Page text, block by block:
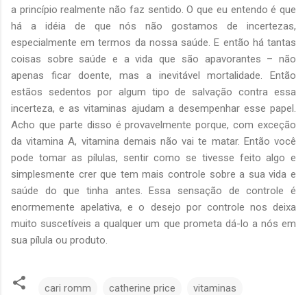
a princípio realmente não faz sentido. O que eu entendo é que
há a idéia de que nós não gostamos de incertezas,
especialmente em termos da nossa saúde. E então há tantas
coisas sobre saúde e a vida que são apavorantes – não
apenas ficar doente, mas a inevitável mortalidade. Então
estãos sedentos por algum tipo de salvação contra essa
incerteza, e as vitaminas ajudam a desempenhar esse papel.
Acho que parte disso é provavelmente porque, com exceção
da vitamina A, vitamina demais não vai te matar. Então você
pode tomar as pílulas, sentir como se tivesse feito algo e
simplesmente crer que tem mais controle sobre a sua vida e
saúde do que tinha antes. Essa sensação de controle é
enormemente apelativa, e o desejo por controle nos deixa
muito suscetíveis a qualquer um que prometa dá-lo a nós em
sua pílula ou produto.
cari romm catherine price vitaminas